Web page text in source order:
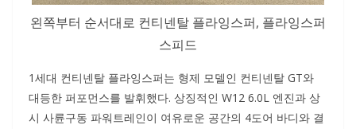
왼쪽부터 순서대로 컨티넨탈 플라잉스퍼, 플라잉스퍼
스피드
1세대 컨티넨탈 플라잉스퍼는 형제 모델인 컨티넨탈 GT와
대등한 퍼포먼스를 발휘했다. 상징적인 W12 6.0L 엔진과 상
시 사륜구동 파워트레인이 여유로운 공간의 4도어 바디와 결